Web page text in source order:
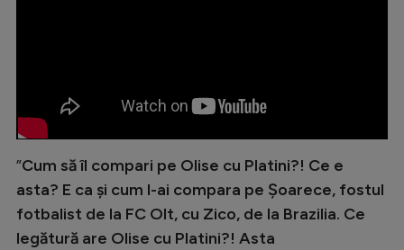
Ciclism
JO 2024
JO 2026
”Cum să îl compari pe Olise cu Platini?! Ce e
asta? E ca și cum l-ai compara pe Șoarece, fostul
fotbalist de la FC Olt, cu Zico, de la Brazilia. Ce
legătură are Olise cu Platini?! Asta